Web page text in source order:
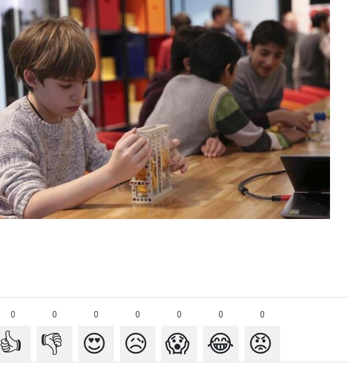
0 0 0 0 0 0 0
👍 👎 😍 😥 😱 😂 😡